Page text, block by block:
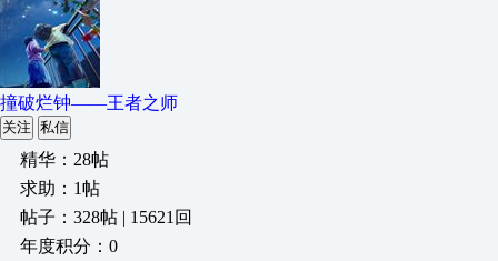
撞破烂钟——王者之师
关注 私信
精华：28帖
求助：1帖
帖子：328帖 | 15621回
年度积分：0